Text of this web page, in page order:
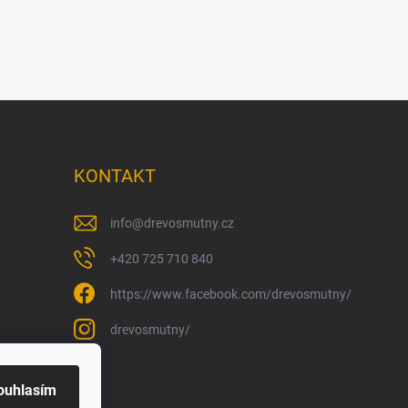
KONTAKT
info@drevosmutny.cz
+420 725 710 840
https://www.facebook.com/drevosmutny/
drevosmutny/